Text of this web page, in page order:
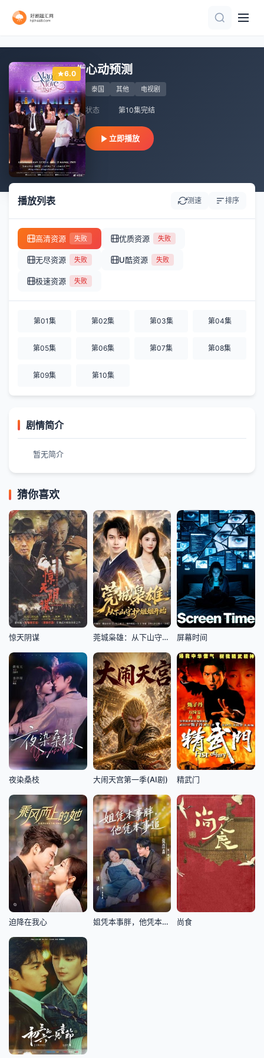
6.0 心动预测
泰国 其他 电视剧
状态 第10集完结
立即播放
播放列表 测速 排序
高清资源 失败 优质资源 失败
无尽资源 失败 U酷资源 失败
极速资源 失败
第01集 第02集 第03集 第04集
第05集 第06集 第07集 第08集
第09集 第10集
剧情简介
暂无简介
猜你喜欢
已完结
惊天阴谋
全集
莞城枭雄：从下山守护姐姐开始
第9集完结
屏幕时间
全集
夜染桑枝
第18集完结
大闹天宫第一季(AI剧)
第30集完结
精武门
第24集完结
迫降在我心
全集
姐凭本事胖，他凭本事追
第40集
尚食
已完结 共9集